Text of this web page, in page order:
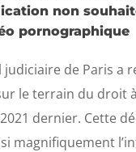
non
pornographique
judiciaire de Paris a
le terrain du droit à
dernier. Cette
magnifiquement